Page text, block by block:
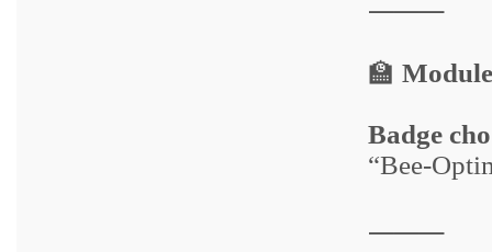
⸻
🏫
Badge
“Bee-
⸻